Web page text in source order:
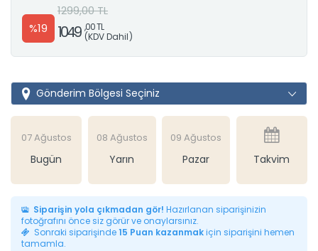
%19
1299,00 TL
1049 ,00 TL
(KDV Dahil)
Gönderim Bölgesi Seçiniz
07 Ağustos
Bugün
08 Ağustos
Yarın
09 Ağustos
Pazar Takvim
Siparişin yola çıkmadan gör! Hazırlanan siparişinizin
fotoğrafını önce siz görür ve onaylarsınız.
Sonraki siparişinde15 Puan kazanmakiçin siparişini hemen
tamamla.